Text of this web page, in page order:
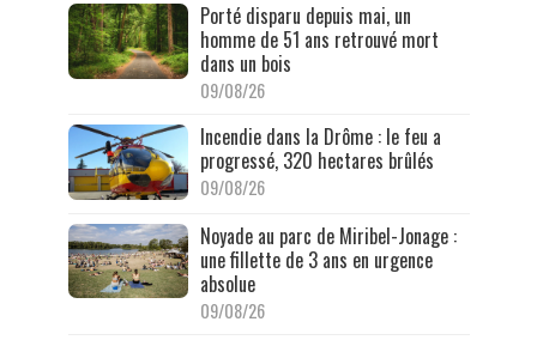
Porté disparu depuis mai, un
homme de 51 ans retrouvé mort
dans un bois
09/08/26
Incendie dans la Drôme : le feu a
progressé, 320 hectares brûlés
09/08/26
Noyade au parc de Miribel-Jonage :
une fillette de 3 ans en urgence
absolue
09/08/26